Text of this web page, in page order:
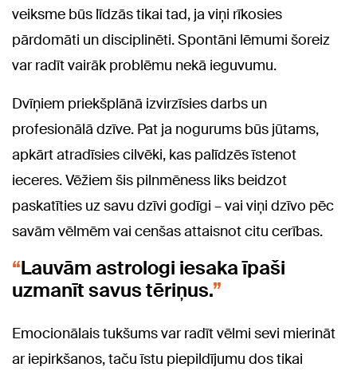
veiksme būs līdzās tikai tad, ja viņi rīkosies
pārdomāti un disciplinēti. Spontāni lēmumi šoreiz
var radīt vairāk problēmu nekā ieguvumu.
Dvīņiem priekšplānā izvirzīsies darbs un
profesionālā dzīve. Pat ja nogurums būs jūtams,
apkārt atradīsies cilvēki, kas palīdzēs īstenot
ieceres. Vēžiem šis pilnmēness liks beidzot
paskatīties uz savu dzīvi godīgi – vai viņi dzīvo pēc
savām vēlmēm vai cenšas attaisnot citu cerības.
Lauvām astrologi iesaka īpaši
uzmanīt savus tēriņus.
Emocionālais tukšums var radīt vēlmi sevi mierināt
ar iepirkšanos, taču īstu piepildījumu dos tikai